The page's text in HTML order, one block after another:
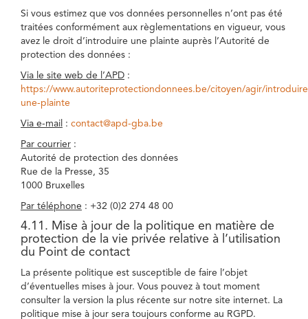
Si vous estimez que vos données personnelles n’ont pas été
traitées conformément aux règlementations en vigueur, vous
avez le droit d’introduire une plainte auprès l’Autorité de
protection des données :
Via le site web de l’APD :
https://www.autoriteprotectiondonnees.be/citoyen/agir/
une-plainte
Via e-mail : contact@apd-gba.be
Par courrier :
Autorité de protection des données
Rue de la Presse, 35
1000 Bruxelles
Par téléphone : +32 (0)2 274 48 00
4.11. Mise à jour de la politique en matière de
protection de la vie privée relative à l’utilisation
du Point de contact
La présente politique est susceptible de faire l’objet
d’éventuelles mises à jour. Vous pouvez à tout moment
consulter la version la plus récente sur notre site internet. La
politique mise à jour sera toujours conforme au RGPD.